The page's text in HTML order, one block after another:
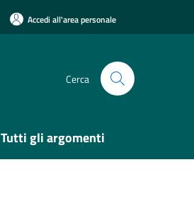
Accedi all'area personale
Cerca
Tutti gli argomenti